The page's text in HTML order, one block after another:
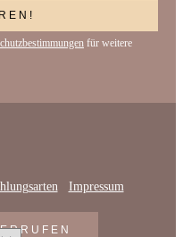
für weitere
Impressum